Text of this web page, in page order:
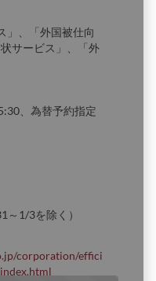
」、「外国被仕向
サービス」、「外
、為替予約指定
～1/3を除く）
corporation/effici